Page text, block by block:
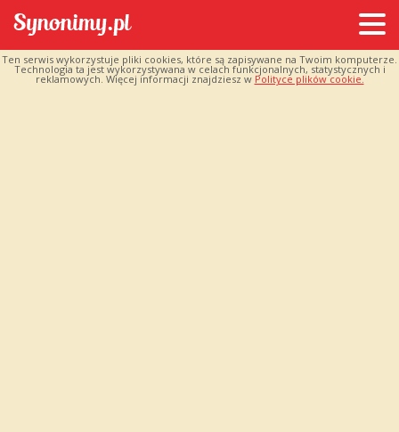
Ten serwis wykorzystuje pliki cookies, które są zapisywane na Twoim komputerze.
Technologia ta jest wykorzystywana w celach funkcjonalnych, statystycznych i
reklamowych. Więcej informacji znajdziesz w Polityce plików cookie.